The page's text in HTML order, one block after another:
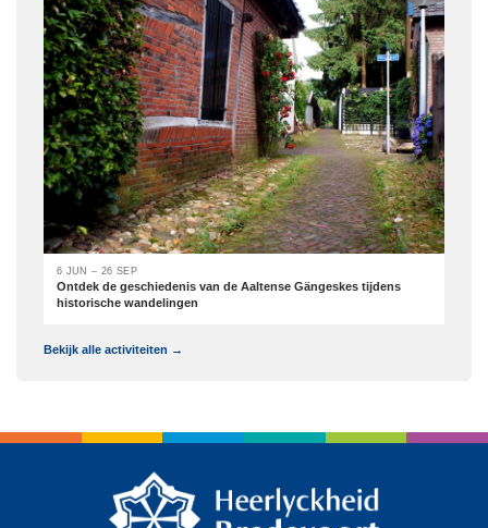
6 JUN – 26 SEP
Ontdek de geschiedenis van de Aaltense Gängeskes tijdens
historische wandelingen
Bekijk alle activiteiten →